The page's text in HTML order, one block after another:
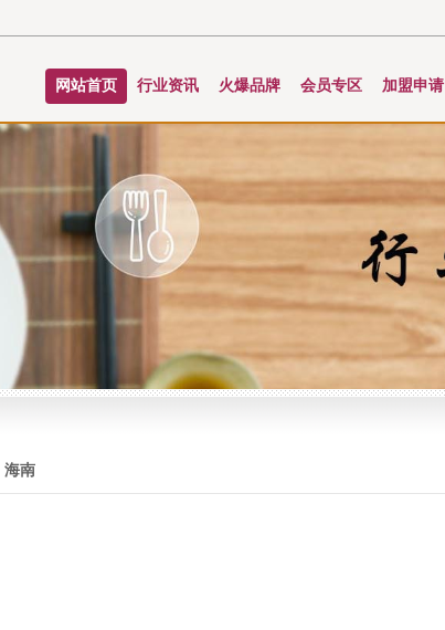
网站首页 行业资讯 火爆品牌 会员专区 加盟申请
海南